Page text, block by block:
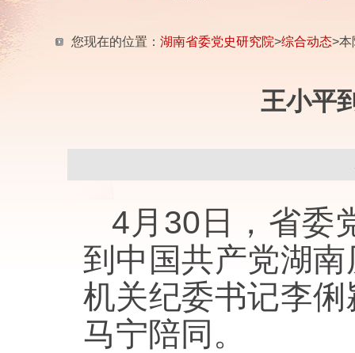
您现在的位置： 湖南省委党史研究院>综合动态>本
王小平
4月30日，省委
到中国共产党湖
机关纪委书记李
马宁陪同。